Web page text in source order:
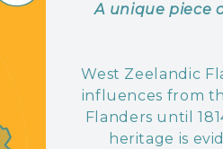
A unique piece
West Zeelandic
influences from
Flanders until
heritage is